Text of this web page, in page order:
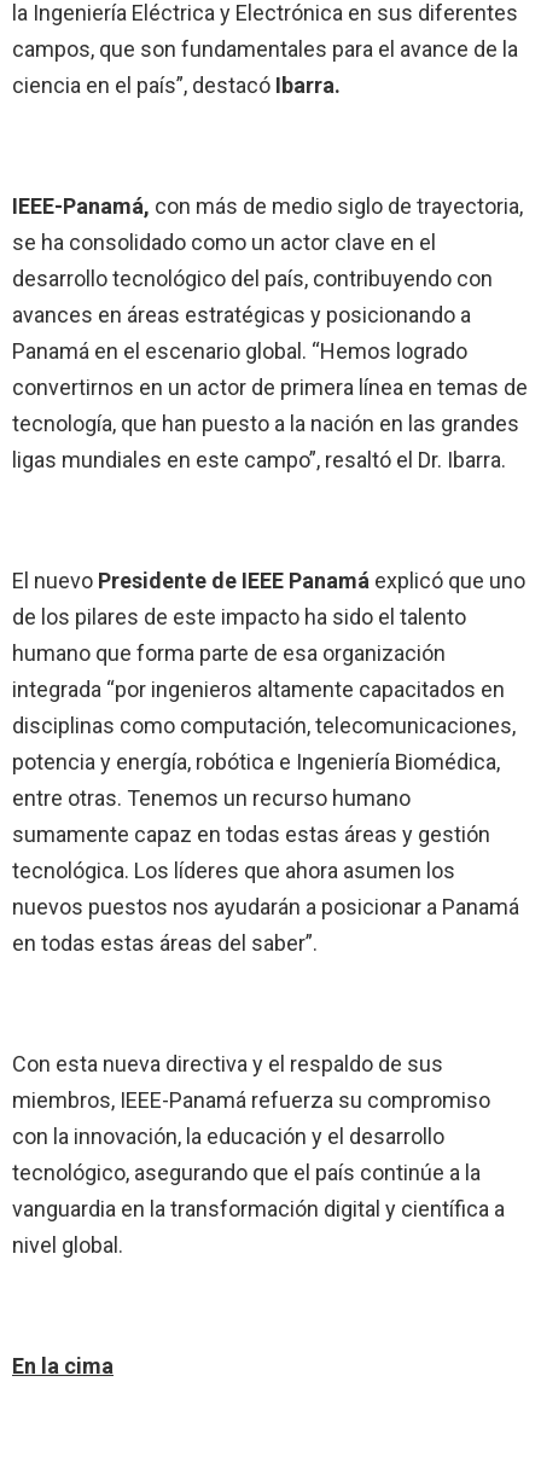
la Ingeniería Eléctrica y Electrónica en sus diferentes
campos, que son fundamentales para el avance de la
ciencia en el país”, destacó Ibarra.
IEEE-Panamá, con más de medio siglo de trayectoria,
se ha consolidado como un actor clave en el
desarrollo tecnológico del país, contribuyendo con
avances en áreas estratégicas y posicionando a
Panamá en el escenario global. “Hemos logrado
convertirnos en un actor de primera línea en temas de
tecnología, que han puesto a la nación en las grandes
ligas mundiales en este campo”, resaltó el Dr. Ibarra.
El nuevo Presidente de IEEE Panamá explicó que uno
de los pilares de este impacto ha sido el talento
humano que forma parte de esa organización
integrada “por ingenieros altamente capacitados en
disciplinas como computación, telecomunicaciones,
potencia y energía, robótica e Ingeniería Biomédica,
entre otras. Tenemos un recurso humano
sumamente capaz en todas estas áreas y gestión
tecnológica. Los líderes que ahora asumen los
nuevos puestos nos ayudarán a posicionar a Panamá
en todas estas áreas del saber”.
Con esta nueva directiva y el respaldo de sus
miembros, IEEE-Panamá refuerza su compromiso
con la innovación, la educación y el desarrollo
tecnológico, asegurando que el país continúe a la
vanguardia en la transformación digital y científica a
nivel global.
En la cima